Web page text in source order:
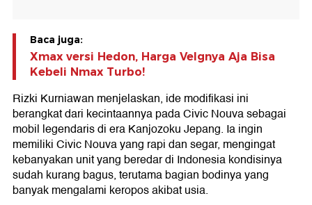
Baca juga:
Xmax versi Hedon, Harga Velgnya Aja Bisa
Kebeli Nmax Turbo!
Rizki Kurniawan menjelaskan, ide modifikasi ini
berangkat dari kecintaannya pada Civic Nouva sebagai
mobil legendaris di era Kanjozoku Jepang. Ia ingin
memiliki Civic Nouva yang rapi dan segar, mengingat
kebanyakan unit yang beredar di Indonesia kondisinya
sudah kurang bagus, terutama bagian bodinya yang
banyak mengalami keropos akibat usia.